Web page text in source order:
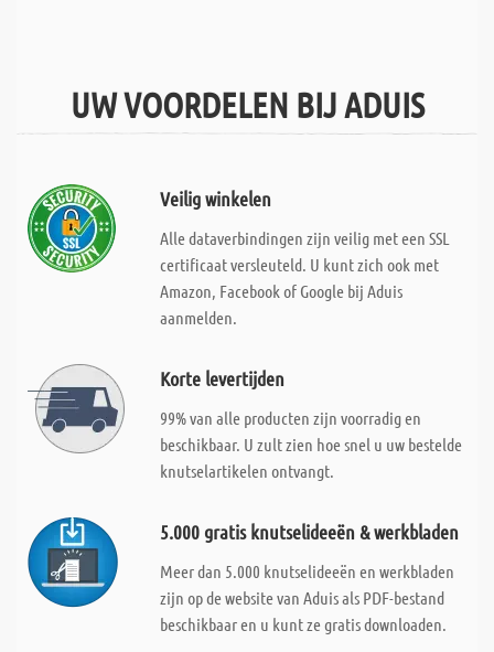
UW VOORDELEN BIJ ADUIS
Veilig winkelen
Alle dataverbindingen zijn veilig met een SSL
certificaat versleuteld. U kunt zich ook met
Amazon, Facebook of Google bij Aduis
aanmelden.
Korte levertijden
99% van alle producten zijn voorradig en
beschikbaar. U zult zien hoe snel u uw bestelde
knutselartikelen ontvangt.
5.000 gratis knutselideeën & werkbladen
Meer dan 5.000 knutselideeën en werkbladen
zijn op de website van Aduis als PDF-bestand
beschikbaar en u kunt ze gratis downloaden.